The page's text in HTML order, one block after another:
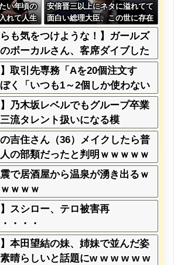
い年頃の
れて人生
w w
安倍晋三以上にネタに溢れてて
面白い総理大臣、この世に存在
しない説wwwwwww
らも気をつけような！】ガールズ
ボーカルさん、客席ダイブした
う』なってしまいお気持ち表明
まう…
】取引先専務「Aを20個注文す
く「いつも1～2個しか使わない
に20であってる？」 取専「あ
→結果『こう』なったんだがコ
悪いんか？？？？？？？？
】乃木坂レベルでもグループ卒業
流タレント扱いになる模
吉住さん（36）メイクしたら普
の部類だったと判明ｗｗｗｗｗ
で居酒屋から温泉が湧き出るｗ
ｗｗｗ
】スシロー、テロ被害再
・・・
】本田望結の妹、姉妹で並んだ姿
晴らしいと話題にw w w w w w